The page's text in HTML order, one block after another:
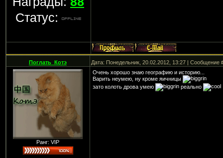
Статус:
Поглать_Котэ Дата: Понедельник, 20.02.2012, 13:27 | Сообщение
Ранг: VIP
Очень хорошо знаю географию и историю...
Варить неумею, ну кроме яичницы
зато колоть дрова умею
реально